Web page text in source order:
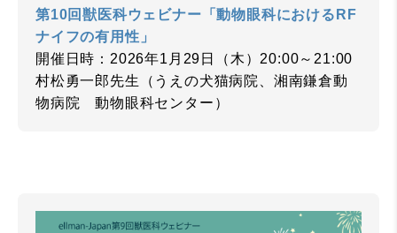
第10回獣医科ウェビナー「動物眼科におけるRF
ナイフの有用性」
開催日時：2026年1月29日（木）20:00～21:00
村松勇一郎先生（うえの犬猫病院、湘南鎌倉動
物病院 動物眼科センター）